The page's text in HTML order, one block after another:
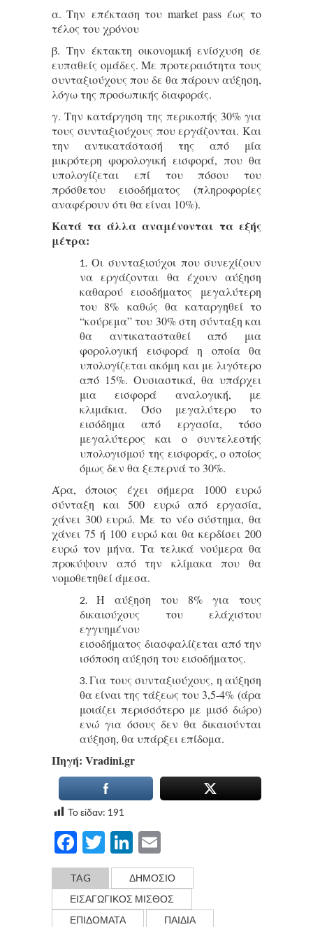
α. Την επέκταση του market pass έως το
τέλος του χρόνου
β. Την έκτακτη οικονομική ενίσχυση σε
ευπαθείς ομάδες. Με προτεραιότητα τους
συνταξιούχους που δε θα πάρουν αύξηση,
λόγω της προσωπικής διαφοράς.
γ. Την κατάργηση της περικοπής 30% για
τους συνταξιούχους που εργάζονται. Και
την αντικατάστασή της από μία
μικρότερη φορολογική εισφορά, που θα
υπολογίζεται επί του πόσου του
πρόσθετου εισοδήματος (πληροφορίες
αναφέρουν ότι θα είναι 10%).
Κατά τα άλλα αναμένονται τα εξής
μέτρα:
Οι συνταξιούχοι που συνεχίζουν
να εργάζονται θα έχουν αύξηση
καθαρού εισοδήματος μεγαλύτερη
του 8% καθώς θα καταργηθεί το
“κούρεμα” του 30% στη σύνταξη και
θα αντικατασταθεί από μια
φορολογική εισφορά η οποία θα
υπολογίζεται ακόμη και με λιγότερο
από 15%. Ουσιαστικά, θα υπάρχει
μια εισφορά αναλογική, με
κλιμάκια. Όσο μεγαλύτερο το
εισόδημα από εργασία, τόσο
μεγαλύτερος και ο συντελεστής
υπολογισμού της εισφοράς, ο οποίος
όμως δεν θα ξεπερνά το 30%.
Άρα, όποιος έχει σήμερα 1000 ευρώ
σύνταξη και 500 ευρώ από εργασία,
χάνει 300 ευρώ. Με το νέο σύστημα, θα
χάνει 75 ή 100 ευρώ και θα κερδίσει 200
ευρώ τον μήνα. Τα τελικά νούμερα θα
προκύψουν από την κλίμακα που θα
νομοθετηθεί άμεσα.
Η αύξηση του 8% για τους
δικαιούχους του ελάχιστου
εγγυημένου
εισοδήματος διασφαλίζεται από την
ισόποση αύξηση του εισοδήματος.
Για τους συνταξιούχους, η αύξηση
θα είναι της τάξεως του 3,5-4% (άρα
μοιάζει περισσότερο με μισό δώρο)
ενώ για όσους δεν θα δικαιούνται
αύξηση, θα υπάρξει επίδομα.
Πηγή: Vradini.gr
Το είδαν: 191
Facebook
TwitterLinkedIn
TAG
ΔΗΜΟΣΙΟ
ΕΙΣΑΓΩΓΙΚΟΣ ΜΙΣΘΟΣ
ΕΠΙΔΟΜΑΤΑ
ΠΑΙΔΙΑ